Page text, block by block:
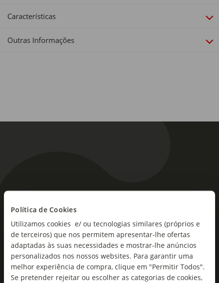
Política de Cookies
Utilizamos cookies e/ ou tecnologias similares (próprios e
de terceiros) que nos permitem apresentar-lhe ofertas
adaptadas às suas necessidades e mostrar-lhe anúncios
personalizados nos nossos websites. Para garantir uma
melhor experiência de compra, clique em "Permitir Todos".
Se pretender rejeitar ou escolher as categorias de cookies,
Características
Outras Informações
seu e-mail!
Subscreva e descubra campanhas exclusivas,
ofertas e novidades para si.
Insira o seu e-
mail
Subscrever